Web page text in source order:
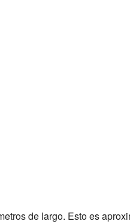
de largo. Esto es